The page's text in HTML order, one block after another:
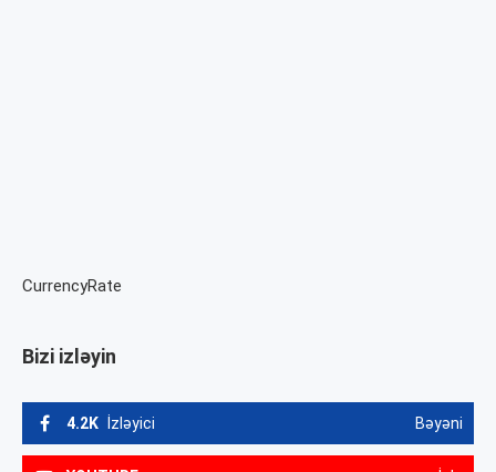
CurrencyRate
Bizi izləyin
4.2K İzləyici Bəyəni